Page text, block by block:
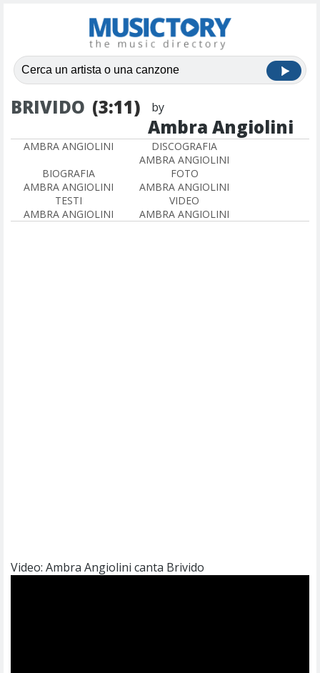
BRIVIDO (3:11) by
Ambra Angiolini
AMBRA ANGIOLINI
DISCOGRAFIA
AMBRA ANGIOLINI
BIOGRAFIA
AMBRA ANGIOLINI
FOTO
AMBRA ANGIOLINI
TESTI
AMBRA ANGIOLINI
VIDEO
AMBRA ANGIOLINI
Video: Ambra Angiolini canta Brivido